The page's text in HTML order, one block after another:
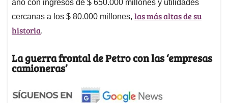
año con ingresos de $ 650.000 millones y utilidades
cercanas a los $ 80.000 millones, las más altas de su
historia.
La guerra frontal de Petro con las ‘empresas
camioneras’